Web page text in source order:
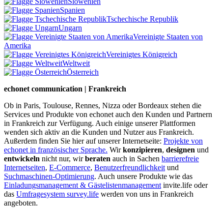
Spanien
Tschechische Republik
Ungarn
Vereinigte Staaten von
Amerika
Vereinigtes Königreich
Weltweit
Österreich
echonet communication | Frankreich
Ob in Paris, Toulouse, Rennes, Nizza oder Bordeaux stehen die
Services und Produkte von echonet auch den Kunden und Partnern
in Frankreich zur Verfügung. Auch einige unserer Plattformen
wenden sich aktiv an die Kunden und Nutzer aus Frankreich.
Außerdem finden Sie hier auf unserer Internetseite: Projekte von
echonet in französischer Sprache. Wirkonzipieren, designen und
entwickeln nicht nur, wirberaten auch in Sachen barrierefreie
Internetseiten, E-Commerce, Benutzerfreundlichkeit und
Suchmaschinen-Optimierung. Auch unsere Produkte wie das
Einladungsmanagement & Gästelistenmanagement invite.life oder
das Umfragesystem survey.life werden von uns in Frankreich
angeboten.